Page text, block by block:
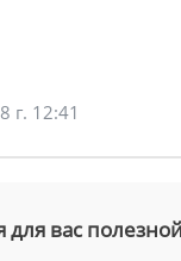
г. 12:41
для вас